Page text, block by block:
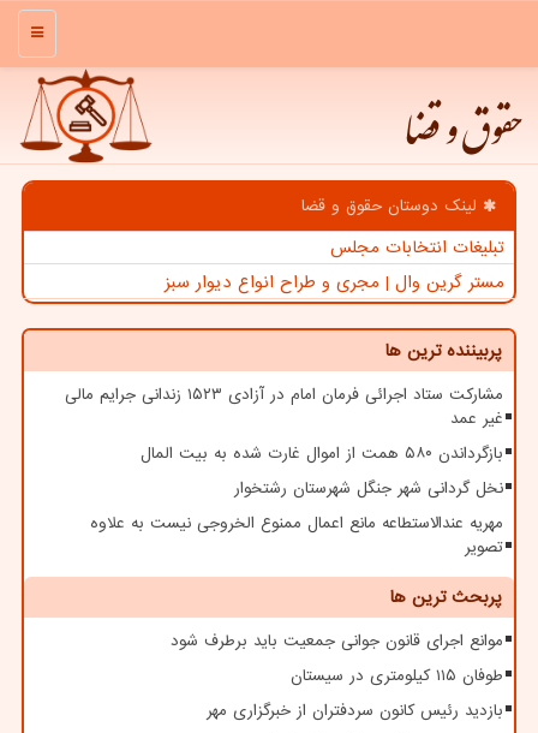
منو
حقوق و قضا
لینک دوستان حقوق و قضا
تبلیغات انتخابات مجلس
مستر گرین وال | مجری و طراح انواع دیوار سبز
پربیننده ترین ها
مشارکت ستاد اجرائی فرمان امام در آزادی ۱۵۲۳ زندانی جرایم مالی
غیر عمد
بازگرداندن ۵۸۰ همت از اموال غارت شده به بیت المال
نخل گردانی شهر جنگل شهرستان رشتخوار
مهریه عندالاستطاعه مانع اعمال ممنوع الخروجی نیست به علاوه
تصویر
پربحث ترین ها
موانع اجرای قانون جوانی جمعیت باید برطرف شود
طوفان ۱۱۵ کیلومتری در سیستان
بازدید رئیس کانون سردفتران از خبرگزاری مهر